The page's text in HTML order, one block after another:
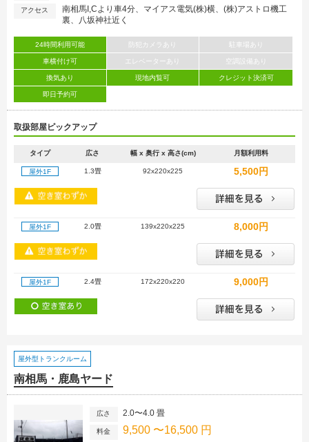
アクセス
南相馬I,Cより車4分、マイアス電気(株)横、(株)アストロ機工
裏、八坂神社近く
24時間利用可能 防犯カメラあり 駐車場あり
車横付け可 エレベーターあり 空調設備あり
換気あり 現地内覧可 クレジット決済可
即日予約可
取扱部屋ピックアップ
タイプ 広さ 幅 x 奥行 x 高さ(cm) 月額利用料
屋外1F 1.3畳 92x220x225 5,500円
屋外1F 2.0畳 139x220x225 8,000円
屋外1F 2.4畳 172x220x220 9,000円
屋外型トランクルーム
南相馬・鹿島ヤード
広さ 2.0〜4.0 畳
料金 9,500 〜16,500 円